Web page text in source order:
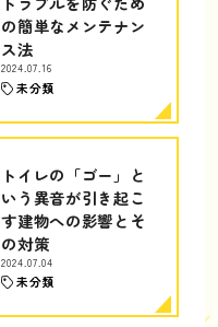
の簡単なメンテナン
ス法
2024.07.16
未分類
トイレの「ゴー」と
いう異音が引き起こ
す建物への影響とそ
の対策
2024.07.04
未分類